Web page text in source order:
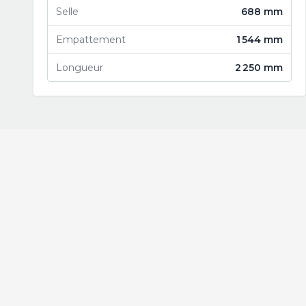
Selle 688 mm
Empattement 1 544 mm
Longueur 2 250 mm